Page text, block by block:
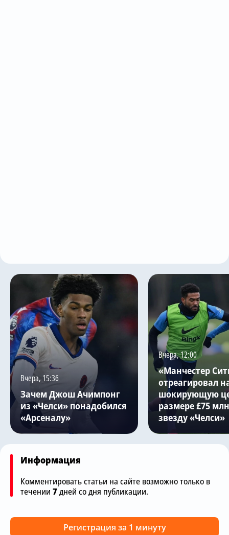
Вчера, 15:36
Зачем Джош Ачимпонг
из «Челси» понадобился
«Арсеналу»
Вчера, 12:00
«Манчестер
отреагировал
шокирующую
размере £75
звезду «Челси»
Информация
Комментировать статьи на сайте возможно только в
течении 7дней со дня публикации.
Регистрация за 1 минуту